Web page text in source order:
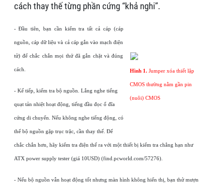
cách thay thế từng phần cứng “khả nghi”.
Hình 1.Jumper xóa thiết lập
CMOS thường nằm gần pin
(nuôi) CMOS
- Đầu tiên, bạn cần kiểm tra tất cả cáp (cáp
nguồn, cáp dữ liệu và cả cáp gắn vào mạch điện
tử) để chắc chắn mọi thứ đã gắn chặt và đúng
cách.
- Kế tiếp, kiểm tra bộ nguồn. Lắng nghe tiếng
quạt tản nhiệt hoạt động, tiếng đầu đọc ổ đĩa
cứng di chuyển. Nếu không nghe tiếng động, có
thể bộ nguồn gặp trục trặc, cần thay thế. Để
chắc chắn hơn, hãy kiểm tra điện thế ra với một thiết bị kiểm tra chẳng hạn như
ATX power supply tester (giá 10USD) (find.pcworld.com/57276).
- Nếu bộ nguồn vẫn hoạt động tốt nhưng màn hình không hiển thị, bạn thử mượn